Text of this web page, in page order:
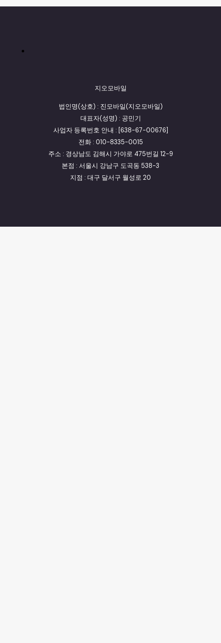
지오모바일
법인명(상호) : 진모바일(지오모바일)
대표자(성명) : 공민기
사업자 등록번호 안내 : [638-67-00676]
전화 : 010-8335-0015
주소 : 경상남도 김해시 가야로 475번길 12-9
본점 : 서울시 강남구 도곡동 538-3
지점 : 대구 달서구 월성로 20